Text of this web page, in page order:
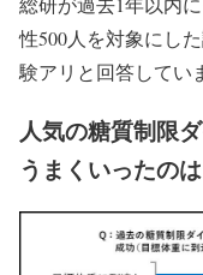
性500人を対象にし
験アリと回答してい
人気の糖質制限
うまくいったの